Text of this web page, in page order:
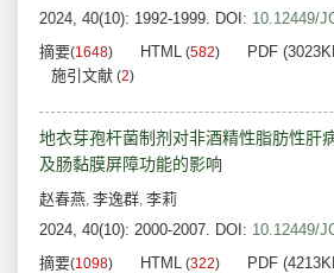
2024, 40(10): 1992-1999. DOI: 10.12449/
摘要(1648) HTML (582) PDF
施引文献 (2)
地衣芽孢杆菌制剂对非酒精性脂肪性肝
及肠黏膜屏障功能的影响
赵春燕, 李逸群, 李莉
2024, 40(10): 2000-2007. DOI: 10.12449/
摘要(1098) HTML (322) PDF